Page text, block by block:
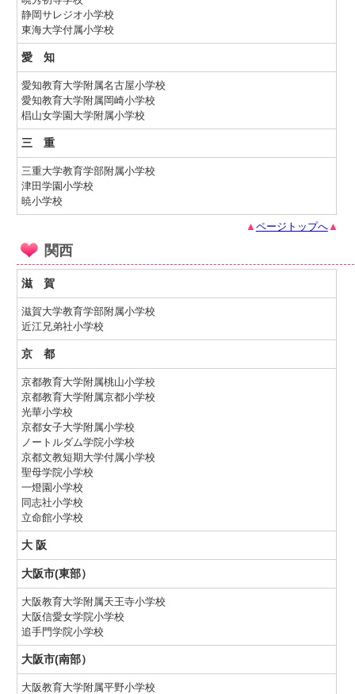
静岡サレジオ小学校
東海大学付属小学校
愛 知
愛知教育大学附属名古屋小学校
愛知教育大学附属岡崎小学校
椙山女学園大学附属小学校
三 重
三重大学教育学部附属小学校
津田学園小学校
暁小学校
▲ ページトップへ▲
関西
滋 賀
滋賀大学教育学部附属小学校
近江兄弟社小学校
京 都
京都教育大学附属桃山小学校
京都教育大学附属京都小学校
光華小学校
京都女子大学附属小学校
ノートルダム学院小学校
京都文教短期大学付属小学校
聖母学院小学校
一燈園小学校
同志社小学校
立命館小学校
大 阪
大阪市(東部）
大阪教育大学附属天王寺小学校
大阪信愛女学院小学校
追手門学院小学校
大阪市(南部）
大阪教育大学附属平野小学校